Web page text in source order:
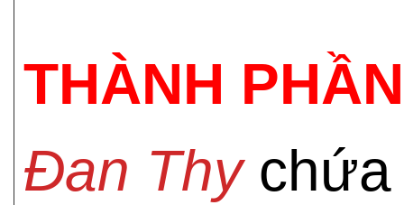
THÀNH
Đan Thychứa